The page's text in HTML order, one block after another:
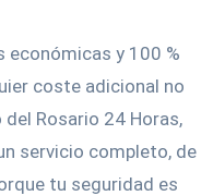
y 100 %
coste adicional no
Rosario 24 Horas,
servicio completo, de
tu seguridad es